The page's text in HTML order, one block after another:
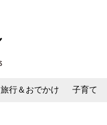
旅行＆おでかけ 子育て